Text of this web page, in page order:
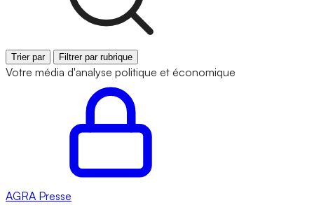
Trier par Filtrer par rubrique
Votre média d'analyse politique et économique
AGRA Presse